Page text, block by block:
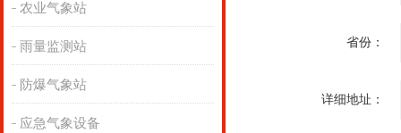
农业气象站
雨量监测站
防爆气象站
应急气象设备
省份：
详细地址：